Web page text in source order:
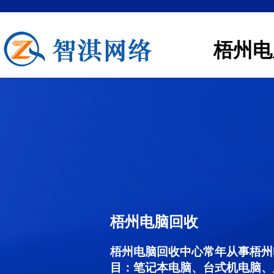
梧州
梧州电脑回收
梧州电脑回收中心常年从事梧
目：笔记本电脑、台式机电脑